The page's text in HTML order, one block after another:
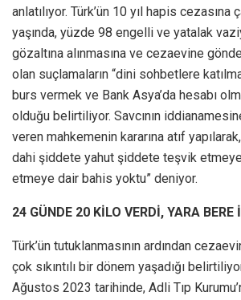
anlatılıyor. Türk’ün 10 yıl hapis cezasına
yaşında, yüzde 98 engelli ve yatalak
gözaltına alınmasına ve cezaevine
olan suçlamaların “dini sohbetlere
burs vermek ve Bank Asya’da hesabı
olduğu belirtiliyor. Savcının
veren mahkemenin kararına atıf
dahi şiddete yahut şiddete teşvik etmeye
etmeye dair bahis yoktu” deniyor.
24 GÜNDE 20 KİLO VERDİ, YARA BERE
Türk’ün tutuklanmasının ardından
çok sıkıntılı bir dönem yaşadığı
Ağustos 2023 tarihinde, Adli Tıp